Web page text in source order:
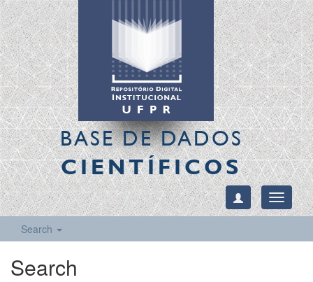
BASE DE DADOS
CIENTÍFICOS
Toggle
Search
Search